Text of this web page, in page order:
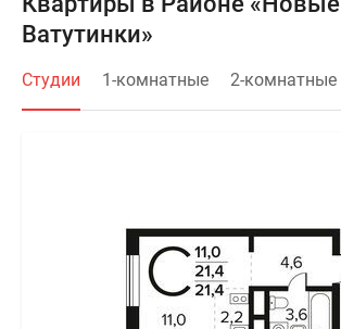
Ватутинки»
Студии 1-комнатные 2-комнатные